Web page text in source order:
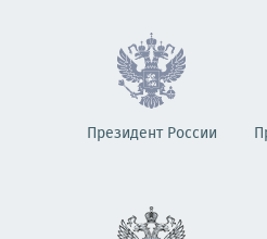
Президент России